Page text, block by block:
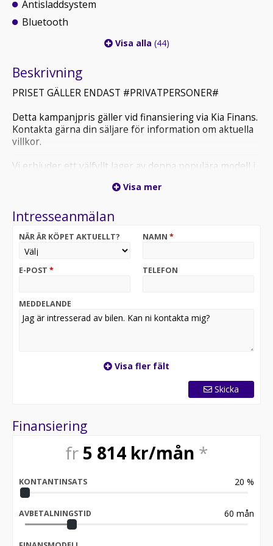
Antisladdsystem
Bluetooth
Visa alla (44)
Beskrivning
PRISET GÄLLER ENDAST #PRIVATPERSONER#
Detta kampanjpris gäller vid finansiering via Kia Finans.
Kontakta gärna din säljare för information om aktuella
villkor.
Vi erbjuder ett välfyllt lager av denna populära modell i
aktuell tillgänglighet och hjälp att hitta rätt bil utifrån
att boka tid eller besöka oss hos Framtida Bil.
ålder eller miltal, och erbjuder skräddarsydda
Kontakta:
Alessandro
Visa mer
Intresseanmälan
NÄR ÄR KÖPET AKTUELLT? NAMN *
E-POST * TELEFON
MEDDELANDE
Visa fler fält
Skicka
Finansiering
fr 5 814 kr/mån *
KONTANTINSATS 20 %
AVBETALNINGSTID 60 mån